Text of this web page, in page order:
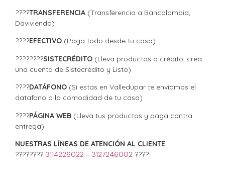
????TRANSFERENCIA (Transferencia a Bancolombia,
Davivienda)
????EFECTIVO (Paga todo desde tu casa)
????????SISTECRÉDITO (Lleva productos a crédito, crea
una cuenta de Sistecrédito y Listo)
????DATÁFONO (Si estas en Valledupar te enviamos el
datafono a la comodidad de tu casa)
????PÁGINA WEB (Lleva tus productos y paga contra
entrega)
NUESTRAS LÍNEAS DE ATENCIÓN AL CLIENTE
???????? 3114226022 – 3127246002 ????